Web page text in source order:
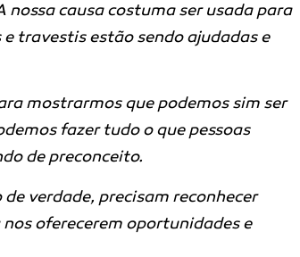
causa costuma ser usada para
travestis estão sendo ajudadas e
mostrarmos que podemos sim ser
fazer tudo o que pessoas
de preconceito.
verdade, precisam reconhecer
oferecerem oportunidades e